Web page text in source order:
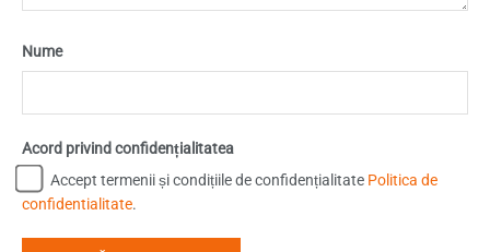
Nume
Acord privind confidențialitatea
Accept termenii și condițiile de confidențialitate Politica de
confidentialitate.